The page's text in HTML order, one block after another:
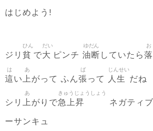
はじめよう!
ジリ 貧
ひん
で大
だい
ピンチ 油断
ゆだん
していたら落
お
這
は
い 上
あ
がって ふん張
ば
って 人生
じんせい
だね
シリ 上
あ
がりで急上昇
きゅうじょうしょう
ネガティブ
ーサンキュ